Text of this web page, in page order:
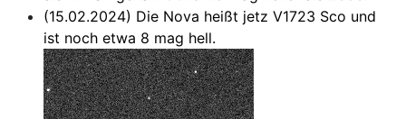
(15.02.2024) Die Nova heißt jetz V1723 Sco und
ist noch etwa 8 mag hell.